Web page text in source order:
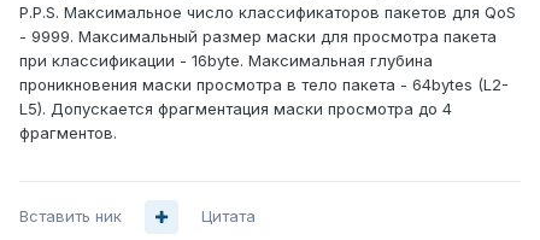
P.P.S. Максимальное число классификаторов пакетов для QoS
- 9999. Максимальный размер маски для просмотра пакета
при классификации - 16byte. Максимальная глубина
проникновения маски просмотра в тело пакета - 64bytes (L2-
L5). Допускается фрагментация маски просмотра до 4
фрагментов.
Вставить ник Цитата